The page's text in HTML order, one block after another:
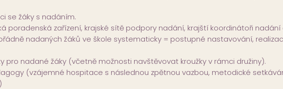
se žáky s nadáním.
poradenská zařízení, krajské sítě podpory nadání, krajští koordinátoři nadání
nadaných žáků ve škole systematicky = postupné nastavování,
pro nadané žáky (včetně možnosti navštěvovat kroužky v rámci družiny).
(vzájemné hospitace s následnou zpětnou vazbou, metodické